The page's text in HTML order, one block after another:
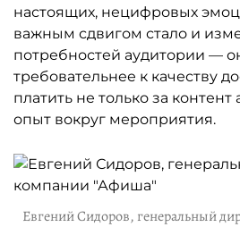
настоящих, нецифровых
важным сдвигом стало и
потребностей аудитории —
требовательнее к качеству
платить не только за контент
опыт вокруг мероприятия.
Евгений Сидоров, генеральный